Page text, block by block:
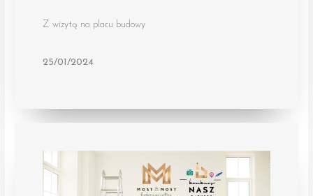
Z wizytą na placu budowy
25/01/2024